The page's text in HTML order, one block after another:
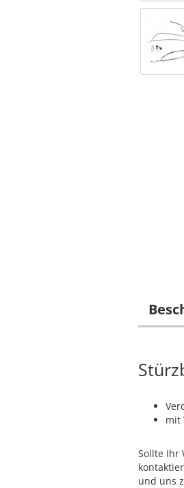
mit
Sollte Ihr
und uns